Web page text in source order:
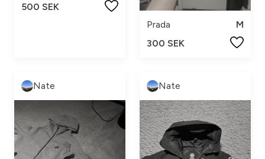
500 SEK
Prada
M
300 SEK
Nate Nate